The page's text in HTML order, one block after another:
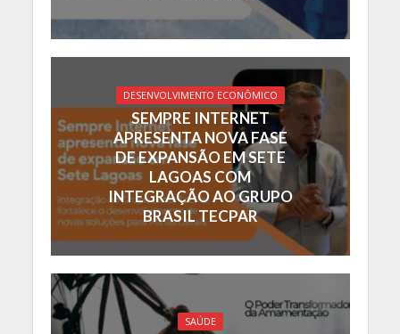
DESENVOLVIMENTO ECONÔMICO
SEMPRE INTERNET
APRESENTA NOVA FASE
DE EXPANSÃO EM SETE
LAGOAS COM
INTEGRAÇÃO AO GRUPO
BRASIL TECPAR
SAÚDE